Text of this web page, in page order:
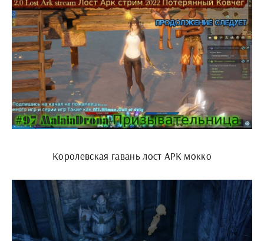
Королевская гавань лост АРК мокко